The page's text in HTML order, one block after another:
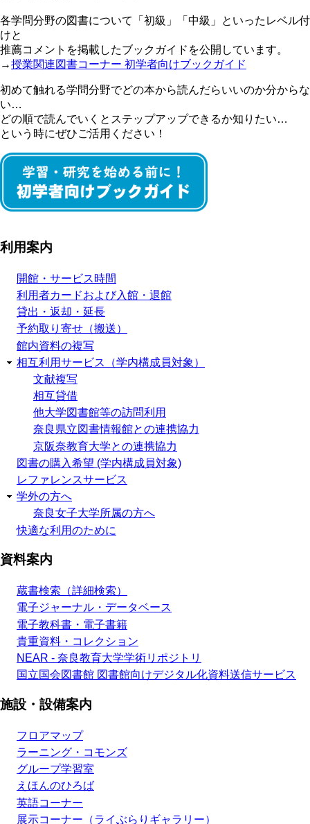
各学問分野の図書について「初級」「中級」といったレベル付
けと
推薦コメントを掲載したブックガイドを公開しています。
→授業関連図書コーナー 初学者向けブックガイド
初めて触れる学問分野でどの本から読んだらいいのか分からな
い…
どの順で読んでいくとステップアップできるか知りたい…
という時にぜひご活用ください！
利用案内
開館・サービス時間
利用者カードおよび入館・退館
貸出・返却・延長
予約取り寄せ（搬送）
館内資料の複写
相互利用サービス（学内構成員対象）
文献複写
相互貸借
他大学図書館等の訪問利用
奈良県立図書情報館との連携協力
京阪奈教育大学との連携協力
図書の購入希望 (学内構成員対象)
レファレンスサービス
学外の方へ
奈良女子大学所属の方へ
快適な利用のために
資料案内
蔵書検索（詳細検索）
電子ジャーナル・データベース
電子教科書・電子書籍
貴重資料・コレクション
NEAR - 奈良教育大学学術リポジトリ
国立国会図書館 図書館向けデジタル化資料送信サービス
施設・設備案内
フロアマップ
ラーニング・コモンズ
グループ学習室
えほんのひろば
英語コーナー
展示コーナー（ライぶらりギャラリー）